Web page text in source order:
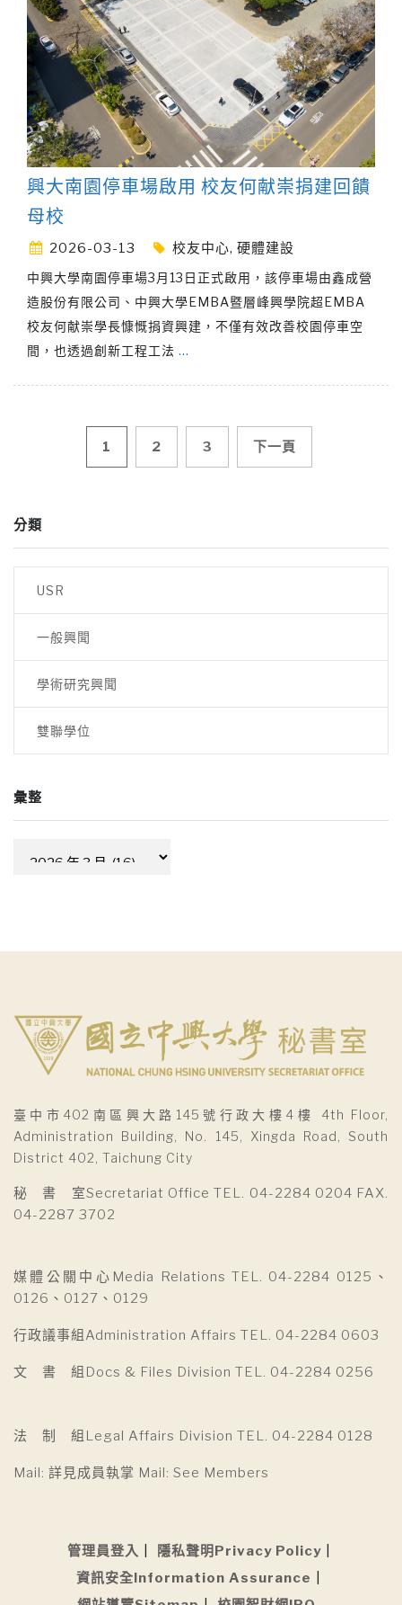
興大南園停車場啟用 校友何献崇捐建回饋
母校
2026-03-13 校友中心, 硬體建設
中興大學南園停車場3月13日正式啟用，該停車場由鑫成營
造股份有限公司、中興大學EMBA暨層峰興學院超EMBA
校友何献崇學長慷慨捐資興建，不僅有效改善校園停車空
間，也透過創新工程工法 …
導
覽
1 2 3 下一頁
分類
USR
一般興聞
學術研究興聞
雙聯學位
彙整
臺中市402南區興大路145號行政大樓4樓 4th Floor,
Administration Building, No. 145, Xingda Road, South
District 402, Taichung City
秘 書 室Secretariat Office TEL. 04-2284 0204 FAX.
04-2287 3702
媒體公關中心Media Relations TEL. 04-2284 0125、
0126、0127、0129
行政議事組Administration Affairs TEL. 04-2284 0603
文 書 組Docs & Files Division TEL. 04-2284 0256
法 制 組Legal Affairs Division TEL. 04-2284 0128
Mail: 詳見成員執掌 Mail: See Members
管理員登入
隱私聲明Privacy Policy
資訊安全Information Assurance